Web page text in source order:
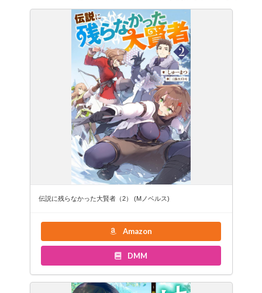
伝説に残らなかった大賢者（2） (Mノベルス)
Amazon
DMM